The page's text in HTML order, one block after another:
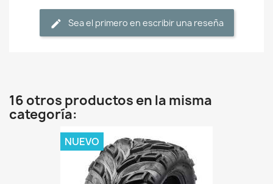
Sea el primero en escribir una reseña
16 otros productos en la misma
categoría:
NUEVO